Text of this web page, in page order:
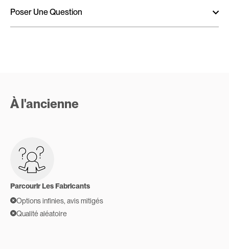
Poser Une Question
À l'ancienne
Parcourir Les Fabricants
Options infinies, avis mitigés
Qualité aléatoire